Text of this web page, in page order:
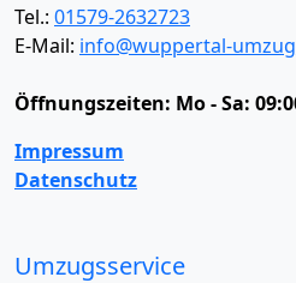
Tel.: 01579-2632723
E-Mail: info@wuppertal-
Öffnungszeiten: Mo - Sa:
Impressum
Datenschutz
Umzugsservice